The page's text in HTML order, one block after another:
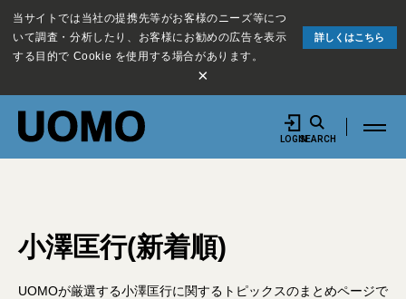
当サイトでは当社の提携先等がお客様のニーズ等につ
いて調査・分析したり、お客様にお勧めの広告を表示
する目的で Cookie を使用する場合があります。
詳しくはこちら
×
LOGINSEARCH
小澤匡行(新着順)
UOMOが厳選する小澤匡行に関するトピックスのまとめページで